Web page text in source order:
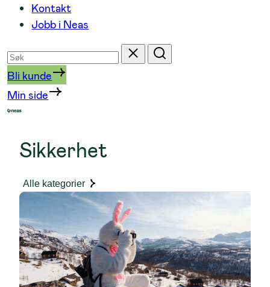
Kontakt
Jobb i Neas
Søk
etter
Tilbakestill
Søk
Bli kunde
Min side
Sikkerhet
Alle kategorier